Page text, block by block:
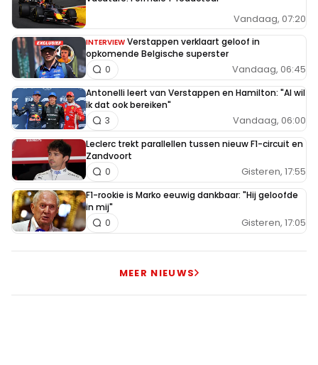
Vandaag, 07:20
INTERVIEW Verstappen verklaart geloof in
opkomende Belgische superster
Vandaag, 06:45
0
Antonelli leert van Verstappen en Hamilton: "Al wil
ik dat ook bereiken"
Vandaag, 06:00
3
Leclerc trekt parallellen tussen nieuw F1-circuit en
Zandvoort
Gisteren, 17:55
0
F1-rookie is Marko eeuwig dankbaar: "Hij geloofde
in mij"
Gisteren, 17:05
0
MEER NIEUWS